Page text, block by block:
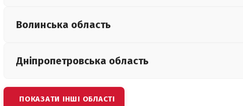
Волинська область
Дніпропетровська область
ПОКАЗАТИ ІНШІ ОБЛАСТІ